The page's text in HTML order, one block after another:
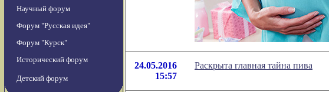
Научный форум
Форум "Русская идея"
Форум "Курск"
Исторический форум
Детский форум
24.05.2016
15:57
Раскрыта главная тайна пива